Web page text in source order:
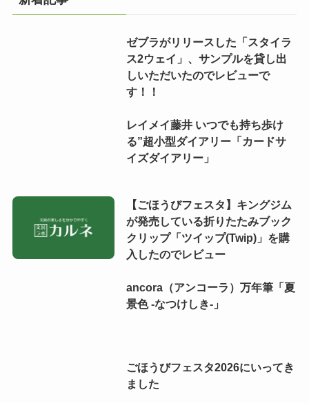
ゼブラがリリースした「スタイラ
ス2ウェイ」、サンプルを貸し出
しいただいたのでレビューで
す！！
レイメイ藤井 いつでも持ち歩け
る”超小型ダイアリー「カードサ
イズダイアリー」
【ごほうびフェスタ】キングジム
が発売している折りたたみブック
クリップ「ツイップ(Twip)」を購
入したのでレビュー
ancora（アンコーラ）万年筆「夏
景色 -なつけしき-」
ごほうびフェスタ2026にいってき
ました